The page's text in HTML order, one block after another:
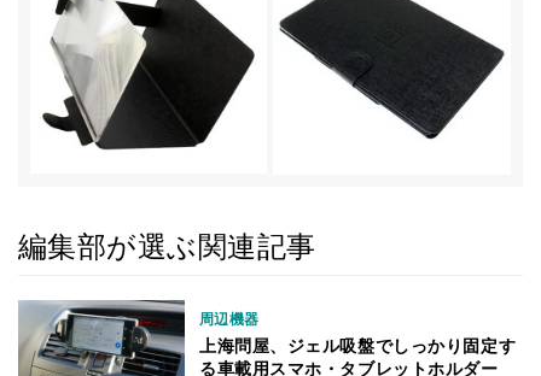
編集部が選ぶ関連記事
周辺機器
上海問屋、ジェル吸盤でしっかり固定す
る車載用スマホ・タブレットホルダー